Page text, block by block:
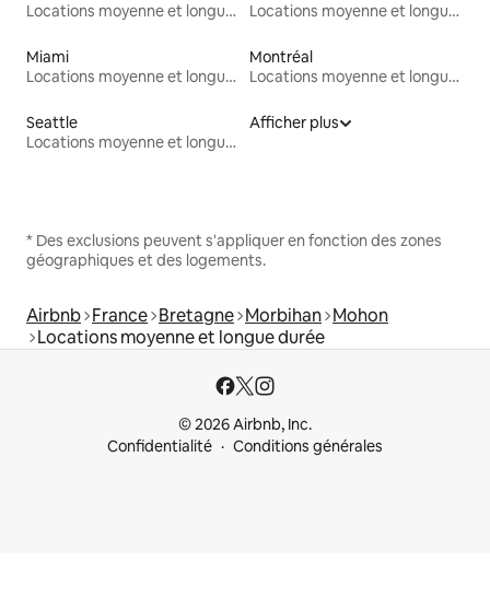
Locations moyenne et longue durée
Locations moyenne et longue durée
Miami
Locations moyenne et longue durée
Montréal
Locations moyenne et longue durée
Seattle
Locations moyenne et longue durée
Afficher plus
* Des exclusions peuvent s'appliquer en fonction des zones
géographiques et des logements.
Airbnb France Bretagne Morbihan Mohon
Locations moyenne et longue durée
© 2026 Airbnb, Inc.
Confidentialité
Conditions générales